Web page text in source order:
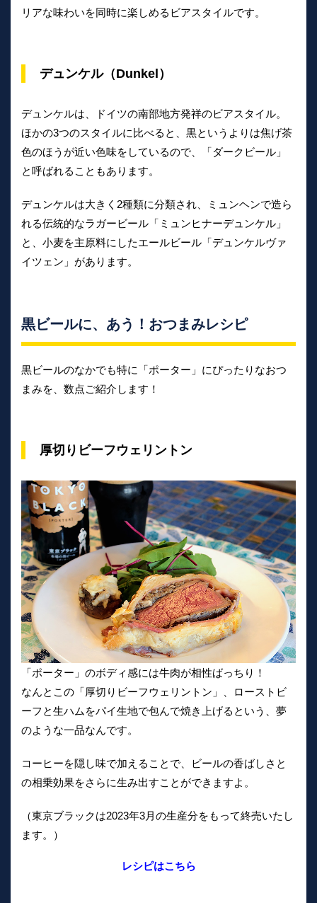
リアな味わいを同時に楽しめるビアスタイルです。
デュンケル（Dunkel）
デュンケルは、ドイツの南部地方発祥のビアスタイル。
ほかの3つのスタイルに比べると、黒というよりは焦げ茶
色のほうが近い色味をしているので、「ダークビール」
と呼ばれることもあります。
デュンケルは大きく2種類に分類され、ミュンヘンで造ら
れる伝統的なラガービール「ミュンヒナーデュンケル」
と、小麦を主原料にしたエールビール「デュンケルヴァ
イツェン」があります。
黒ビールに、あう！おつまみレシピ
黒ビールのなかでも特に「ポーター」にぴったりなおつ
まみを、数点ご紹介します！
厚切りビーフウェリントン
「ポーター」のボディ感には牛肉が相性ばっちり！
なんとこの「厚切りビーフウェリントン」、ローストビ
ーフと生ハムをパイ生地で包んで焼き上げるという、夢
のような一品なんです。
コーヒーを隠し味で加えることで、ビールの香ばしさと
の相乗効果をさらに生み出すことができますよ。
（東京ブラックは2023年3月の生産分をもって終売いたし
ます。）
レシピはこちら